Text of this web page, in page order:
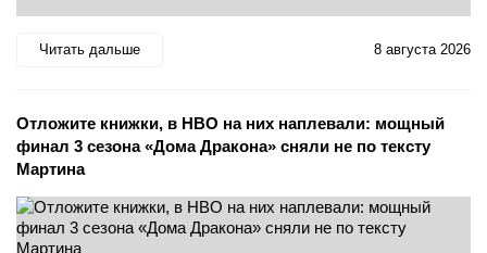
Читать дальше 8 августа 2026
Отложите книжки, в HBO на них наплевали: мощный
финал 3 сезона «Дома Дракона» сняли не по тексту
Мартина